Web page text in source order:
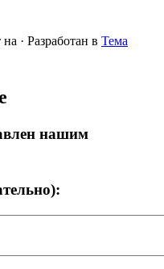
на · Разработан в Тема
нашим